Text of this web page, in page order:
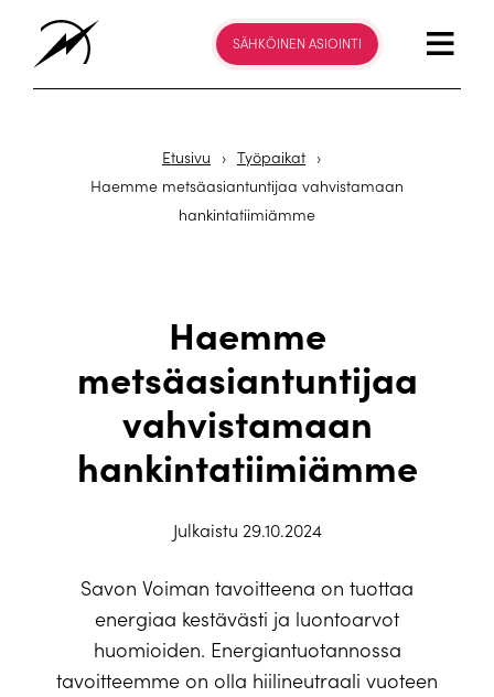
SÄHKÖINEN ASIOINTI
Etusivu › Työpaikat ›
Haemme metsäasiantuntijaa vahvistamaan
hankintatiimiämme
Haemme
metsäasiantuntijaa
vahvistamaan
hankintatiimiämme
Julkaistu 29.10.2024
Savon Voiman tavoitteena on tuottaa
energiaa kestävästi ja luontoarvot
huomioiden. Energiantuotannossa
tavoitteemme on olla hiilineutraali vuoteen